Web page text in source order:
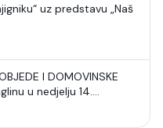
uz predstavu „Naš
I DOMOVINSKE
u nedjelju 14.
turnir